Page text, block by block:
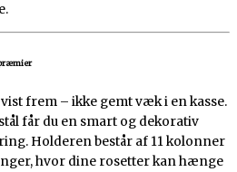
frem – ikke gemt væk i en kasse.
får du en smart og dekorativ
Holderen består af 11 kolonner
hvor dine rosetter kan hænge